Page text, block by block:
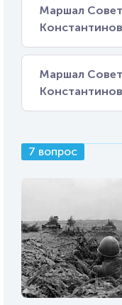
Маршал
Маршал
7 вопрос